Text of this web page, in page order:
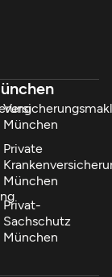
München
Private
München
Privat-
Sachschutz
München